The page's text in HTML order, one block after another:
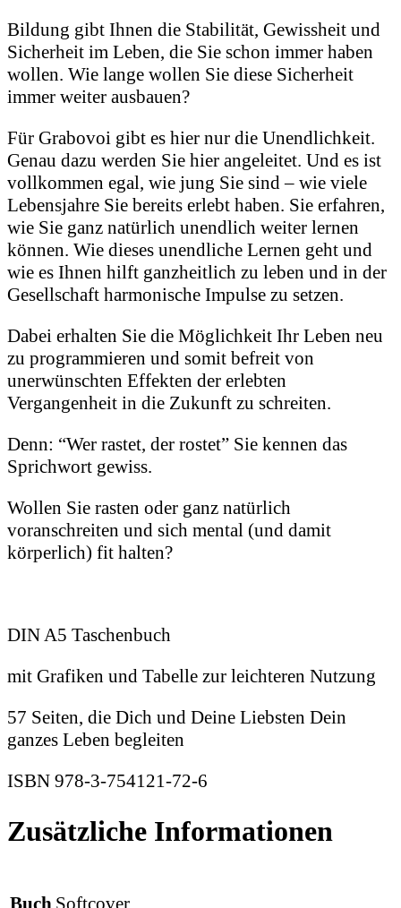
Bildung gibt Ihnen die Stabilität, Gewissheit und
Sicherheit im Leben, die Sie schon immer haben
wollen. Wie lange wollen Sie diese Sicherheit
immer weiter ausbauen?
Für Grabovoi gibt es hier nur die Unendlichkeit.
Genau dazu werden Sie hier angeleitet. Und es ist
vollkommen egal, wie jung Sie sind – wie viele
Lebensjahre Sie bereits erlebt haben. Sie erfahren,
wie Sie ganz natürlich unendlich weiter lernen
können. Wie dieses unendliche Lernen geht und
wie es Ihnen hilft ganzheitlich zu leben und in der
Gesellschaft harmonische Impulse zu setzen.
Dabei erhalten Sie die Möglichkeit Ihr Leben neu
zu programmieren und somit befreit von
unerwünschten Effekten der erlebten
Vergangenheit in die Zukunft zu schreiten.
Denn: “Wer rastet, der rostet” Sie kennen das
Sprichwort gewiss.
Wollen Sie rasten oder ganz natürlich
voranschreiten und sich mental (und damit
körperlich) fit halten?
DIN A5 Taschenbuch
mit Grafiken und Tabelle zur leichteren Nutzung
57 Seiten, die Dich und Deine Liebsten Dein
ganzes Leben begleiten
ISBN 978-3-754121-72-6
Zusätzliche Informationen
Buch Softcover